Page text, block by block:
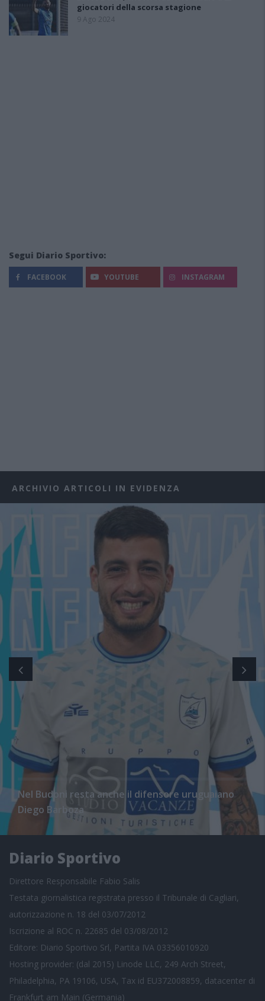
giocatori della scorsa stagione
9 Ago 2024
Segui Diario Sportivo:
FACEBOOK YOUTUBE INSTAGRAM
ARCHIVIO ARTICOLI IN EVIDENZA
Nel Budoni resta anche il difensore uruguaiano
Diego Barboza
Diario Sportivo
Direttore Responsabile Fabio Salis
Testata giornalistica registrata presso il Tribunale di Cagliari,
autorizzazione n. 18 del 03/07/2012
Iscrizione al ROC n. 22685 del 03/08/2012
Editore: Diario Sportivo Srl, Partita IVA 03356010920
Hosting provider: (dal 2015) Linode LLC, 249 Arch Street,
Philadelphia, PA 19106, USA, Tax id EU372008859, datacenter di
Frankfurt am Main (Germania)